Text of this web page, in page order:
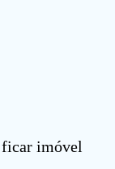
ficar imóvel